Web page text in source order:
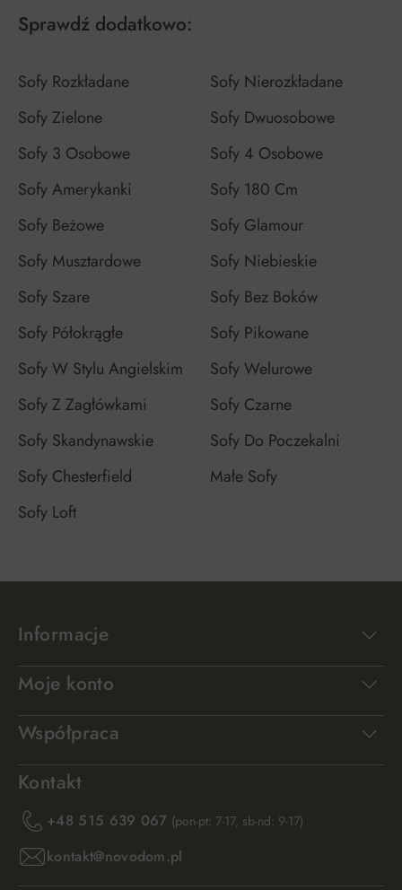
Sprawdź dodatkowo:
Sofy Rozkładane
Sofy Nierozkładane
Sofy Zielone
Sofy Dwuosobowe
Sofy 3 Osobowe
Sofy 4 Osobowe
Sofy Amerykanki
Sofy 180 Cm
Sofy Beżowe
Sofy Glamour
Sofy Musztardowe
Sofy Niebieskie
Sofy Szare
Sofy Bez Boków
Sofy Półokrągłe
Sofy Pikowane
Sofy W Stylu Angielskim
Sofy Welurowe
Sofy Z Zagłówkami
Sofy Czarne
Sofy Skandynawskie
Sofy Do Poczekalni
Sofy Chesterfield
Małe Sofy
Sofy Loft
Informacje
Moje konto
Współpraca
Kontakt
+48 515 639 067 (pon-pt: 7-17, sb-nd: 9-17)
kontakt@novodom.pl